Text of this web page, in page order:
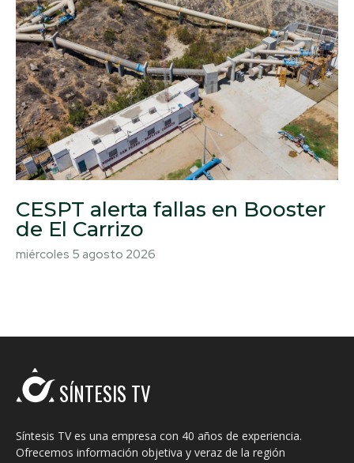
CESPT alerta fallas en Booster
de El Carrizo
miércoles 5 agosto 2026
SÍNTESIS TV
Síntesis TV es una empresa con 40 años de experiencia.
Ofrecemos información objetiva y veraz de la región